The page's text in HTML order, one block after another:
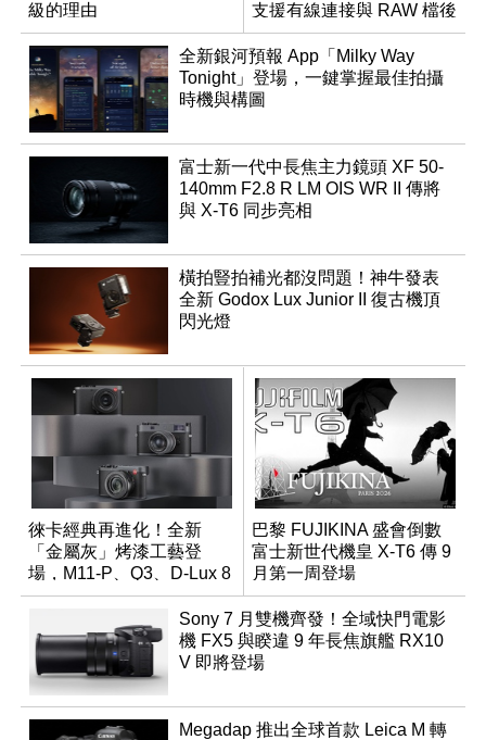
級的理由
支援有線連接與 RAW 檔後
製
全新銀河預報 App「Milky Way
Tonight」登場，一鍵掌握最佳拍攝
時機與構圖
富士新一代中長焦主力鏡頭 XF 50-
140mm F2.8 R LM OIS WR II 傳將
與 X-T6 同步亮相
橫拍豎拍補光都沒問題！神牛發表
全新 Godox Lux Junior II 復古機頂
閃光燈
徠卡經典再進化！全新
「金屬灰」烤漆工藝登
場，M11-P、Q3、D-Lux 8
領銜換裝
巴黎 FUJIKINA 盛會倒數
富士新世代機皇 X-T6 傳 9
月第一周登場
Sony 7 月雙機齊發！全域快門電影
機 FX5 與睽違 9 年長焦旗艦 RX10
V 即將登場
Megadap 推出全球首款 Leica M 轉